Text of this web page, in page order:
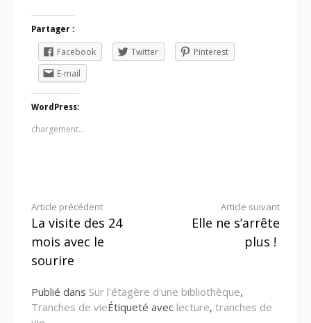
Partager :
Facebook Twitter
Pinterest
E-mail
WordPress:
chargement…
Lire
la
suite
Article précédent
La visite des 24
mois avec le
sourire
Article suivant
Elle ne s’arrête
plus !
Publié dans Sur l'étagère d'une bibliothèque,
Tranches de vieÉtiqueté avec lecture, tranches de